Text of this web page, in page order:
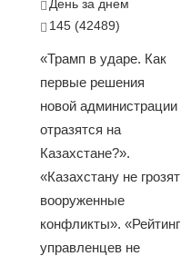
День за днем
145 (42489)
«Трамп в ударе. Как
первые решения
новой администрации
отразятся на
Казахстане?».
«Казахстану не грозят
вооруженные
конфликты». «Рейтинг
управленцев не